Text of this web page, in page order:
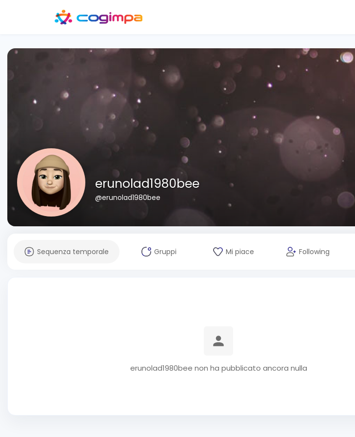
erunolad1980bee
@erunolad1980bee
Sequenza temporale Gruppi Mi piace Following
erunolad1980bee non ha pubblicato ancora nulla